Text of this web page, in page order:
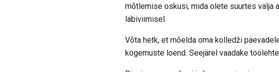
mõtlemise oskusi, mida olete suurtes välja
läbiviimisel.
Võta hetk, et mõelda oma kolledži
kogemuste loend. Seejärel vaadake